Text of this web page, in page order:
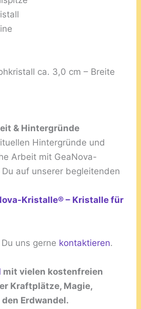
ca. 3,0 cm – Breite
& Hintergründe
Hintergründe und
Arbeit mit GeaNova-
auf unserer begleitenden
Kristalle® – Kristalle für
uns gerne kontaktieren.
mit vielen kostenfreien
Kraftplätze, Magie,
Erdwandel.